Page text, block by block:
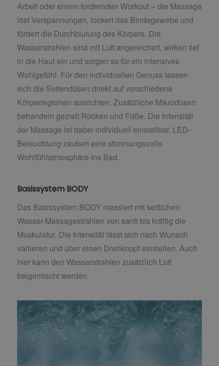
Arbeit oder einem fordernden Workout – die Massage
löst Verspannungen, lockert das Bindegewebe und
fördert die Durchblutung des Körpers. Die
Wasserstrahlen sind mit Luft angereichert, wirken tief
in die Haut ein und sorgen so für ein intensives
Wohlgefühl. Für den individuellen Genuss lassen
sich die Seitendüsen direkt auf verschiedene
Körperregionen ausrichten. Zusätzliche Mikrodüsen
behandeln gezielt Rücken und Füße. Die Intensität
der Massage ist dabei individuell einstellbar. LED-
Beleuchtung zaubert eine stimmungsvolle
Wohlfühlatmosphäre ins Bad.
Basissystem BODY
Das Basissystem BODY massiert mit seitlichen
Wasser-Massagestrahlen von sanft bis kräftig die
Muskulatur. Die Intensität lässt sich nach Wunsch
variieren und über einen Drehknopf einstellen. Auch
hier kann den Wasserstrahlen zusätzlich Luft
beigemischt werden.